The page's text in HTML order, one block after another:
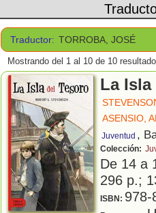
Traductor: TORROBA, JOSÉ
Mostrando del 1 al 10 de 10
La
ASENSIO,
Juventud ,
Colección:
De 14 a
296 p.;
ISBN: 978-